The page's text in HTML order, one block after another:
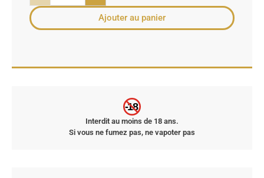
Ajouter au panier
-18
Interdit au moins de 18 ans.
Si vous ne fumez pas, ne vapoter pas